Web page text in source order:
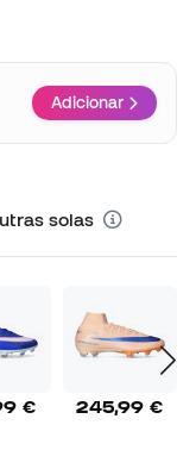
Adicionar
solas
€ 245,99 €